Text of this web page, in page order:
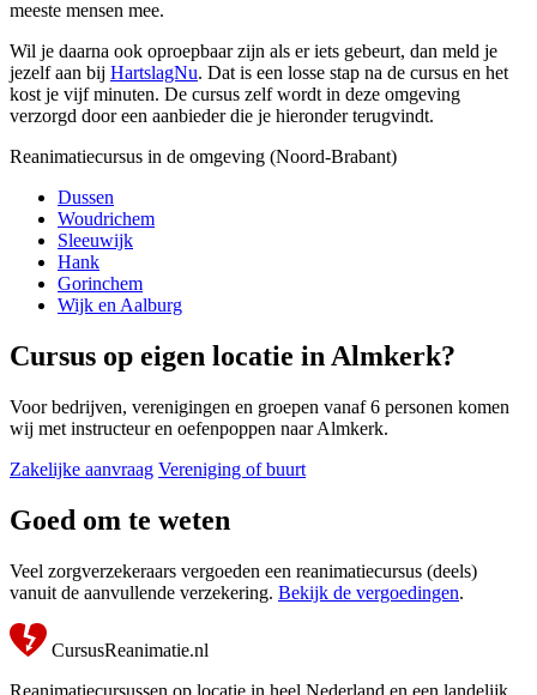
meeste mensen mee.
Wil je daarna ook oproepbaar zijn als er iets gebeurt, dan meld je
jezelf aan bij HartslagNu. Dat is een losse stap na de cursus en het
kost je vijf minuten. De cursus zelf wordt in deze omgeving
verzorgd door een aanbieder die je hieronder terugvindt.
Reanimatiecursus in de omgeving (Noord-Brabant)
Dussen
Woudrichem
Sleeuwijk
Hank
Gorinchem
Wijk en Aalburg
Cursus op eigen locatie in Almkerk?
Voor bedrijven, verenigingen en groepen vanaf 6 personen komen
wij met instructeur en oefenpoppen naar Almkerk.
Zakelijke aanvraag Vereniging of buurt
Goed om te weten
Veel zorgverzekeraars vergoeden een reanimatiecursus (deels)
vanuit de aanvullende verzekering. Bekijk de vergoedingen.
CursusReanimatie.nl
Reanimatiecursussen op locatie in heel Nederland en een landelijk